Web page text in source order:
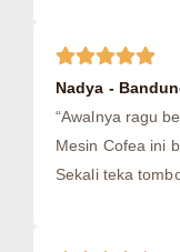
Nadya -
“Awalnya ragu
Mesin Cofea ini
Sekali teka